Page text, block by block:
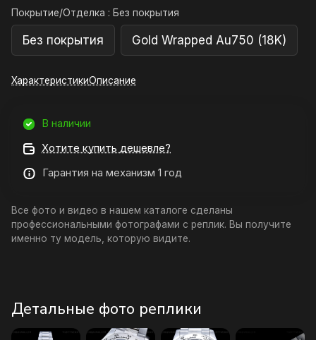
Покрытие/Отделка : Без покрытия
Без покрытия Gold Wrapped Au750 (18K)
ХарактеристикиОписание
В наличии
Хотите купить дешевле?
Гарантия на механизм 1 год
Все фото и видео в нашем каталоге сделаны
профессиональными фотографами с реплик. Вы получите
именно ту модель, которую видите.
Детальные фото реплики